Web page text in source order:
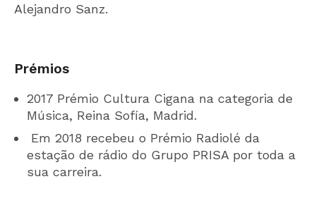
Alejandro Sanz.
Prémios
2017 Prémio Cultura Cigana na categoria de
Música, Reina Sofía, Madrid.
Em 2018 recebeu o Prémio Radiolé da
estação de rádio do Grupo PRISA por toda a
sua carreira.